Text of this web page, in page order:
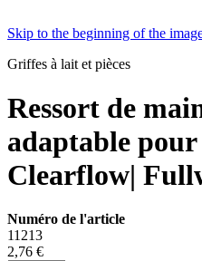
Skip to the beginning of the
Griffes à lait et pièces
Ressort de
adaptable
Clearflow|
Numéro de l'article
11213
2,76 €